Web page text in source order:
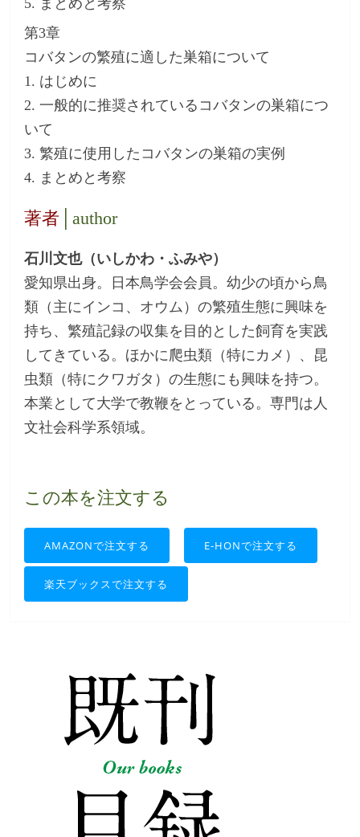
第3章
コバタンの繁殖に適した巣箱について
1. はじめに
2. 一般的に推奨されているコバタンの巣箱につ
いて
3. 繁殖に使用したコバタンの巣箱の実例
4. まとめと考察
著者 │author
石川文也（いしかわ・ふみや）
愛知県出身。日本鳥学会会員。幼少の頃から鳥
類（主にインコ、オウム）の繁殖生態に興味を
持ち、繁殖記録の収集を目的とした飼育を実践
してきている。ほかに爬虫類（特にカメ）、昆
虫類（特にクワガタ）の生態にも興味を持つ。
本業として大学で教鞭をとっている。専門は人
文社会科学系領域。
この本を注文する
AMAZONで注文する E-HONで注文する
楽天ブックスで注文する